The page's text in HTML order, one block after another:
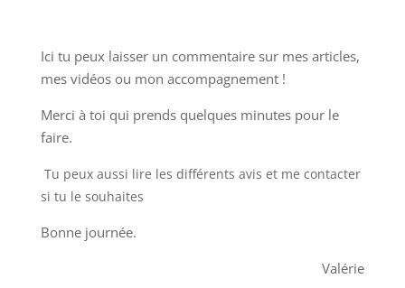
Ici tu peux laisser un commentaire sur mes articles,
mes vidéos ou mon accompagnement !
Merci à toi qui prends quelques minutes pour le
faire.
Tu peux aussi lire les différents avis et me contacter
si tu le souhaites
Bonne journée.
Valérie